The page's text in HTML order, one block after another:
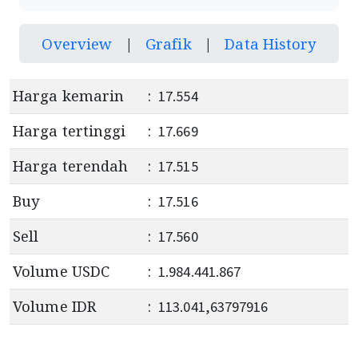
Overview | Grafik |Data History
Harga kemarin : 17.554
Harga tertinggi : 17.669
Harga terendah : 17.515
Buy : 17.516
Sell : 17.560
Volume USDC : 1.984.441.867
Volume IDR : 113.041,63797916